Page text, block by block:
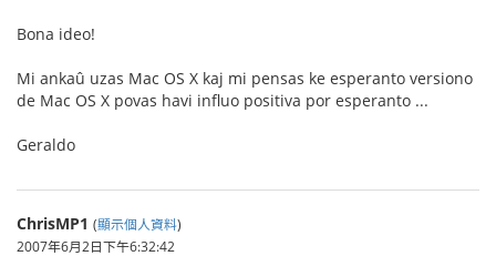
Bona ideo!
Mi ankaû uzas Mac OS X kaj mi pensas ke esperanto versiono
de Mac OS X povas havi influo positiva por esperanto ...
Geraldo
ChrisMP1 (顯示個人資料)
2007年6月2日下午6:32:42